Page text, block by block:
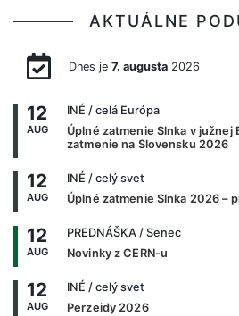
AKTUÁLNE
Dnes je 7. augusta2026
12
AUG
INÉ / celá Európa
Úplné zatmenie Slnka v južnej
zatmenie na Slovensku 2026
12
AUG
INÉ / celý svet
Úplné zatmenie Slnka 2026 –
12
AUG
PREDNÁŠKA / Senec
Novinky z CERN-u
12
AUG
INÉ / celý svet
Perzeidy 2026